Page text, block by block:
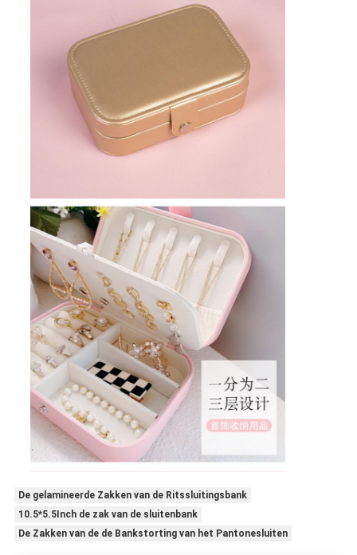
De gelamineerde Zakken van de Ritssluitingsbank
10.5*5.5Inch de zak van de sluitenbank
De Zakken van de de Bankstorting van het Pantonesluiten